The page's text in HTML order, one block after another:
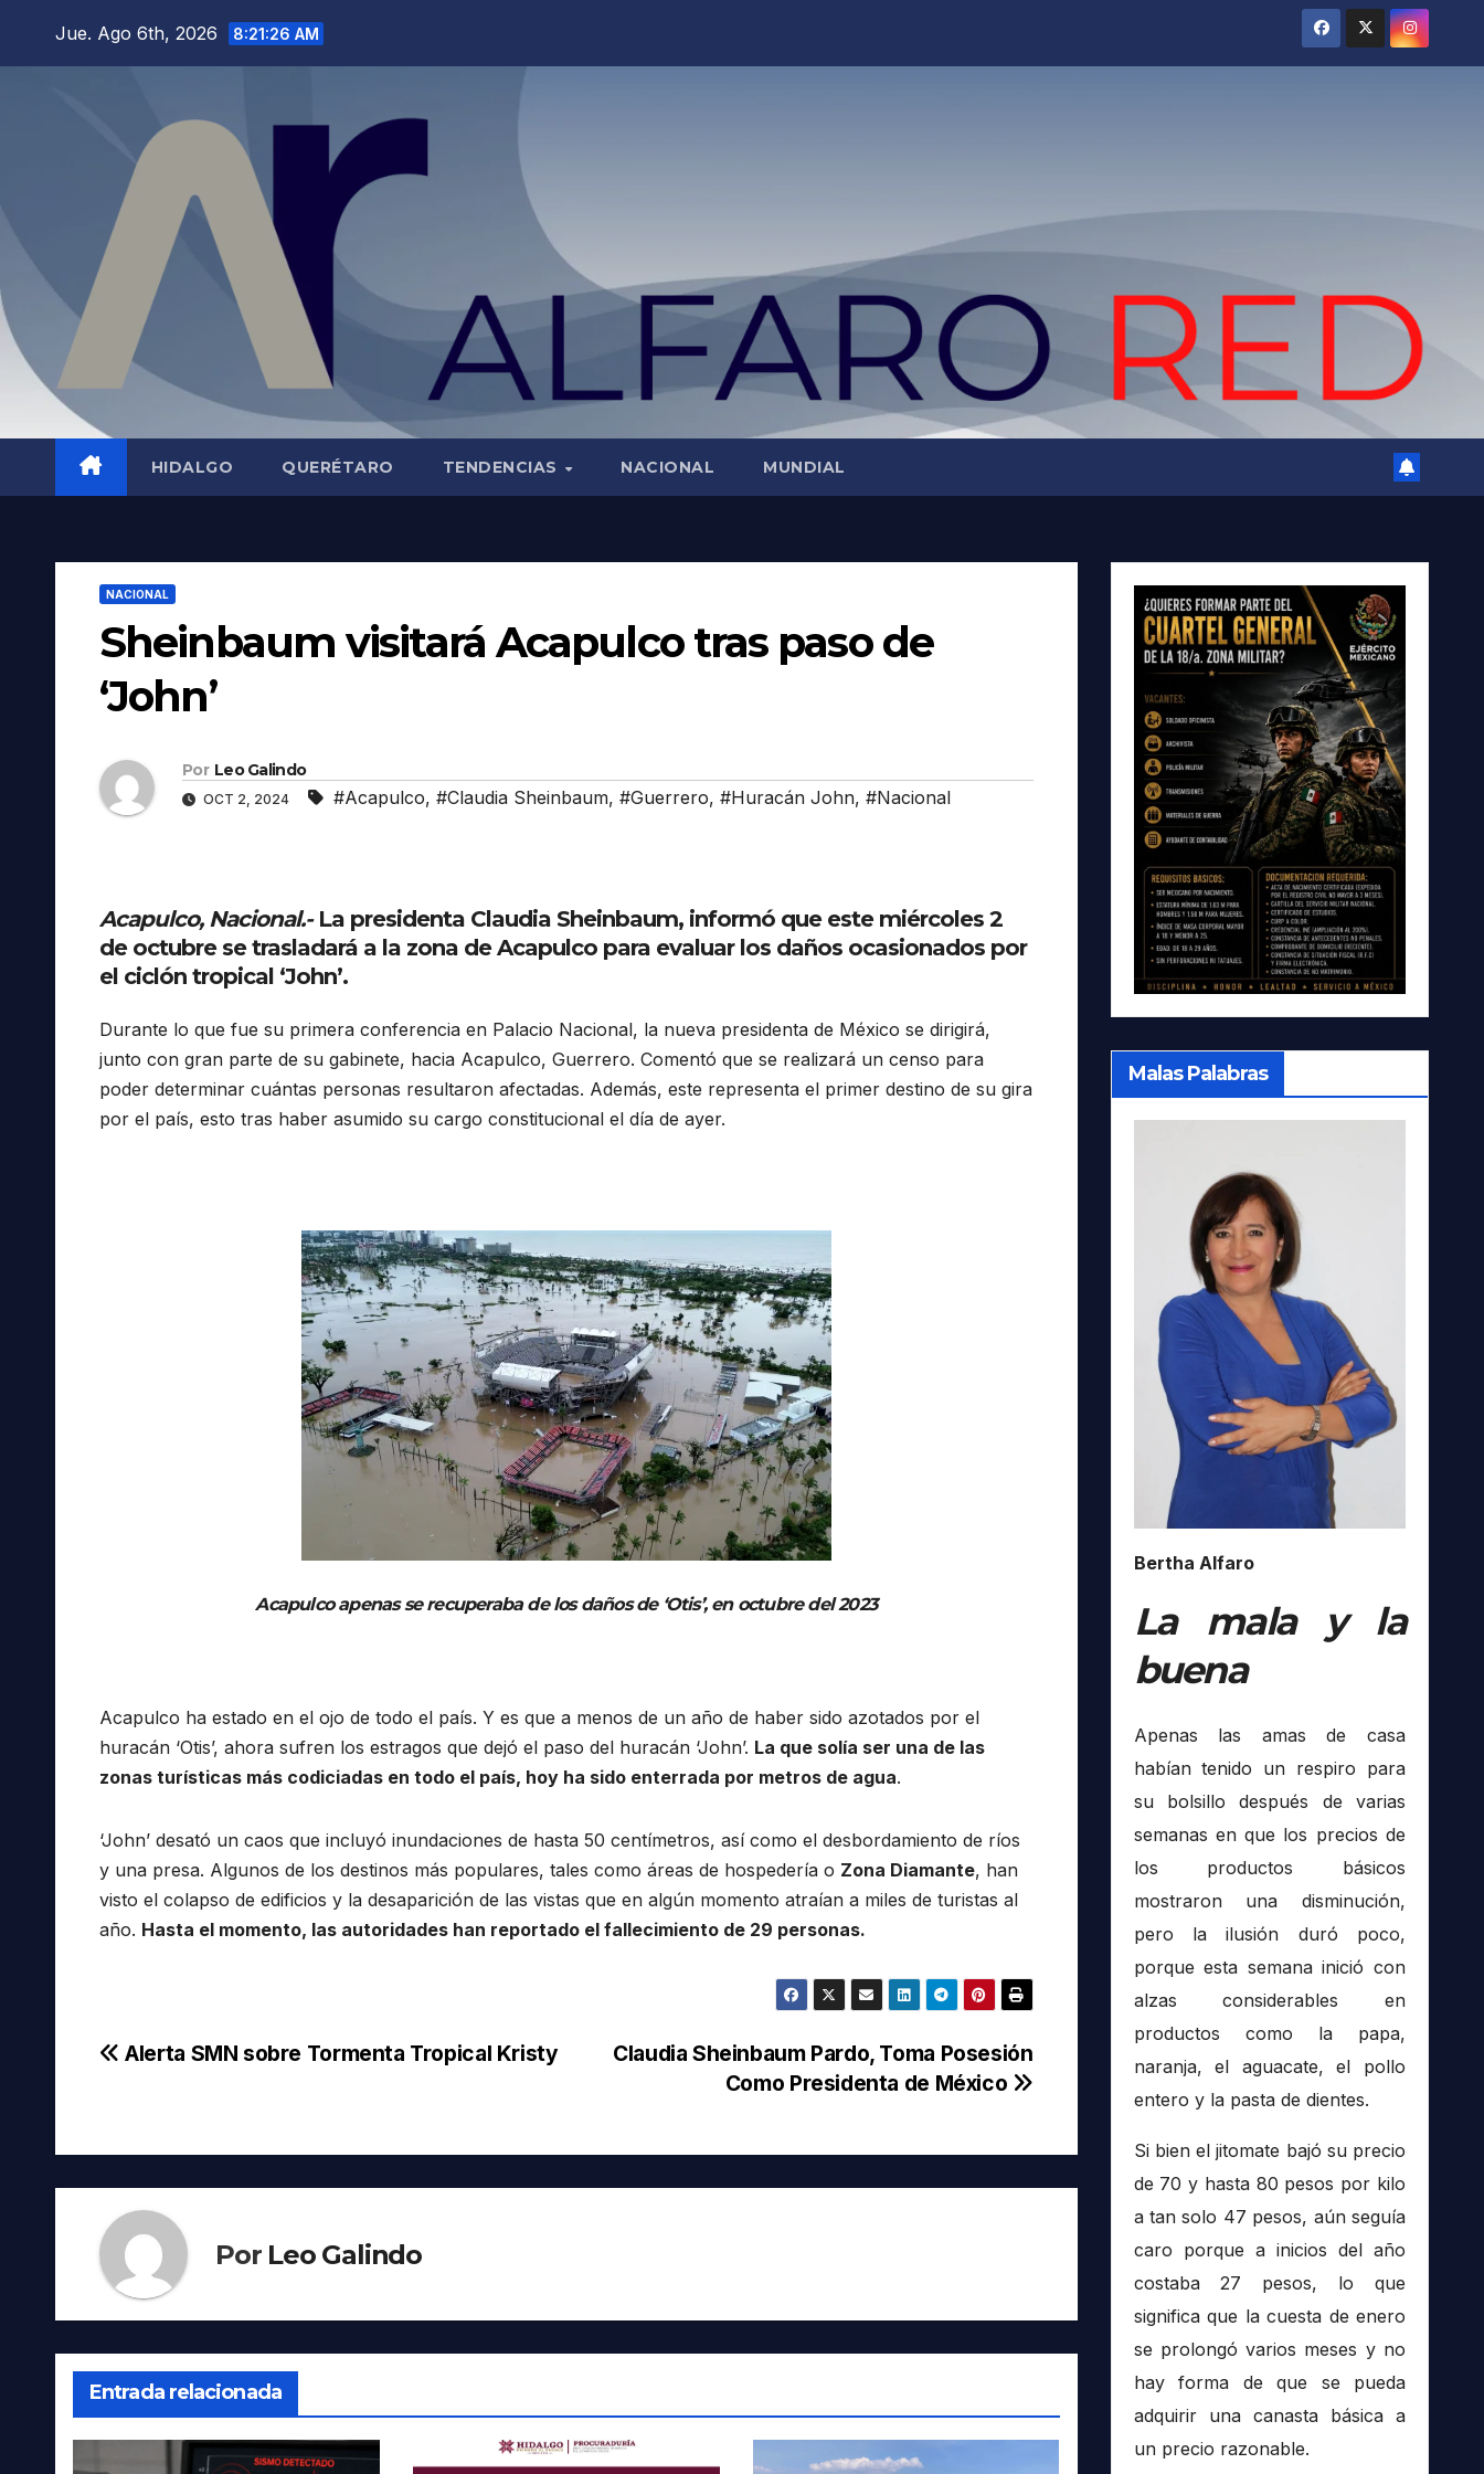
Jue. Ago 6th, 2026 8:21:27 AM
HIDALGO QUERÉTARO TENDENCIAS NACIONAL MUNDIAL
NACIONAL
Sheinbaum visitará Acapulco tras paso de
‘John’
Por Leo Galindo
OCT 2, 2024 #Acapulco, #Claudia Sheinbaum, #Guerrero, #Huracán John, #Nacional
Acapulco, Nacional.-La presidenta Claudia Sheinbaum, informó que este miércoles 2
de octubre se trasladará a la zona de Acapulco para evaluar los daños ocasionados por
el ciclón tropical ‘John’.
Durante lo que fue su primera conferencia en Palacio Nacional, la nueva presidenta de México se dirigirá,
junto con gran parte de su gabinete, hacia Acapulco, Guerrero. Comentó que se realizará un censo para
poder determinar cuántas personas resultaron afectadas. Además, este representa el primer destino de su gira
por el país, esto tras haber asumido su cargo constitucional el día de ayer.
Acapulco apenas se recuperaba de los daños de ‘Otis’, en octubre del 2023
Acapulco ha estado en el ojo de todo el país. Y es que a menos de un año de haber sido azotados por el
huracán ‘Otis’, ahora sufren los estragos que dejó el paso del huracán ‘John’. La que solía ser una de las
zonas turísticas más codiciadas en todo el país, hoy ha sido enterrada por metros de agua.
‘John’ desató un caos que incluyó inundaciones de hasta 50 centímetros, así como el desbordamiento de ríos
y una presa. Algunos de los destinos más populares, tales como áreas de hospedería o Zona Diamante, han
visto el colapso de edificios y la desaparición de las vistas que en algún momento atraían a miles de turistas al
año. Hasta el momento, las autoridades han reportado el fallecimiento de 29 personas.
Navegación
entradas
Claudia Sheinbaum Pardo, Toma Posesión
Como Presidenta de México
Alerta SMN sobre Tormenta Tropical Kristy
Por Leo Galindo
Entrada relacionada
Malas Palabras
Bertha Alfaro
La mala y la
buena
Apenas las amas de casa
habían tenido un respiro para
su bolsillo después de varias
semanas en que los precios de
los productos básicos
mostraron una disminución,
pero la ilusión duró poco,
porque esta semana inició con
alzas considerables en
productos como la papa,
naranja, el aguacate, el pollo
entero y la pasta de dientes.
Si bien el jitomate bajó su precio
de 70 y hasta 80 pesos por kilo
a tan solo 47 pesos, aún seguía
caro porque a inicios del año
costaba 27 pesos, lo que
significa que la cuesta de enero
se prolongó varios meses y no
hay forma de que se pueda
adquirir una canasta básica a
un precio razonable.